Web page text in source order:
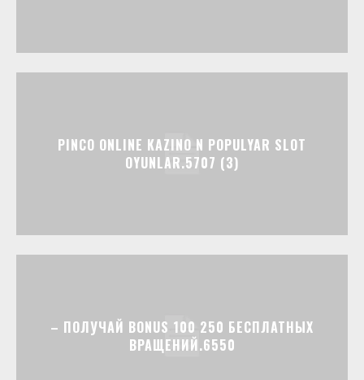
PINCO ONLINE KAZINO N POPULYAR SLOT
OYUNLAR.5707 (3)
– ПОЛУЧАЙ BONUS 100 250 БЕСПЛАТНЫХ
ВРАЩЕНИЙ.6550